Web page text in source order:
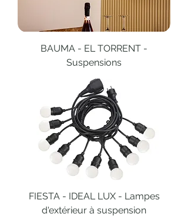
BAUMA - EL TORRENT -
Suspensions
FIESTA - IDEAL LUX - Lampes
d'extérieur à suspension